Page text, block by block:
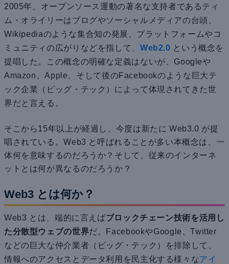
2005年、オープンソース運動の著名な支持者であるティ
ム・オライリーはブログやソーシャルメディアの台頭、
Wikipediaのような集合知の発展、プラットフォームやコ
ミュニティの広がりなどを指して、 Web2.0 という概念を
提唱した。この概念の明確な定義はないが、Googleや
Amazon、Apple、そして後のFacebookのような巨大テ
ック企業（ビッグ・テック）によって体現されてきた世
界だと言える。
そこから15年以上が経過し、今度は新たに Web3.0 が提
唱されている。Web3 と呼ばれることが多い本概念は、一
体何を意味するのだろうか？そして、従来のインターネ
ットとは何が異なるのだろうか？
Web3 とは何か？
Web3 とは、端的に言えばブロックチェーン技術を活用し
た分散型ウェブの世界だ。FacebookやGoogle、Twitter
などの巨大な仲介業者（ビッグ・テック）を排除して、
情報へのアクセスとデータ利用を民主化する様々なアイ